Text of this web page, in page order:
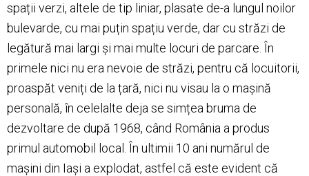
spații verzi, altele de tip liniar, plasate de-a lungul noilor
bulevarde, cu mai puțin spațiu verde, dar cu străzi de
legătură mai largi și mai multe locuri de parcare. În
primele nici nu era nevoie de străzi, pentru că locuitorii,
proaspăt veniți de la țară, nici nu visau la o mașină
personală, în celelalte deja se simțea bruma de
dezvoltare de după 1968, când România a produs
primul automobil local. În ultimii 10 ani numărul de
mașini din Iași a explodat, astfel că este evident că